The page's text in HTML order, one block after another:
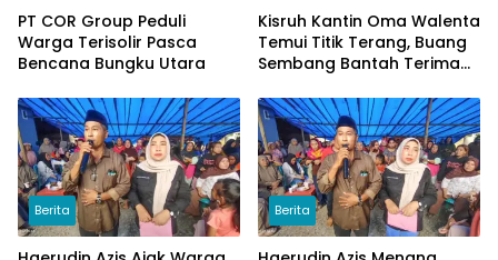
PT COR Group Peduli
Warga Terisolir Pasca
Bencana Bungku Utara
Kisruh Kantin Oma Walenta
Temui Titik Terang, Buang
Sembang Bantah Terima
Berita Berita